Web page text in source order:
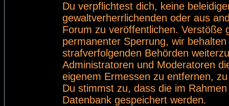
Du verpflichtest dich, keine
gewaltverherrlichenden oder aus
Forum zu veröffentlichen. Verstöße
permanenter Sperrung, wir
strafverfolgenden Behörden
Administratoren und Moderatoren
eigenem Ermessen zu entfernen,
Du stimmst zu, dass die im
Datenbank gespeichert werden.